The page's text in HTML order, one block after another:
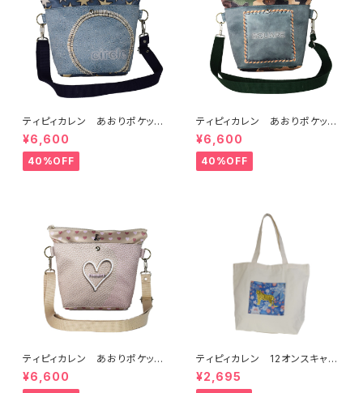
ティピィカレン あおりポケット
サークルショルダーバッグ
¥6,600
40%OFF
ティピィカレン あおりポケット
スクエアショルダーバッグ
¥6,600
40%OFF
ティピィカレン あおりポケット
ハートショルダーバッグ
¥6,600
ティピィカレン 12オンスキャン
バスハワイアン柄ビッグマイバッ
グ
¥2,695